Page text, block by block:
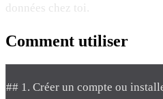
données chez toi.
Comment utiliser
## 1. Créer un compte ou